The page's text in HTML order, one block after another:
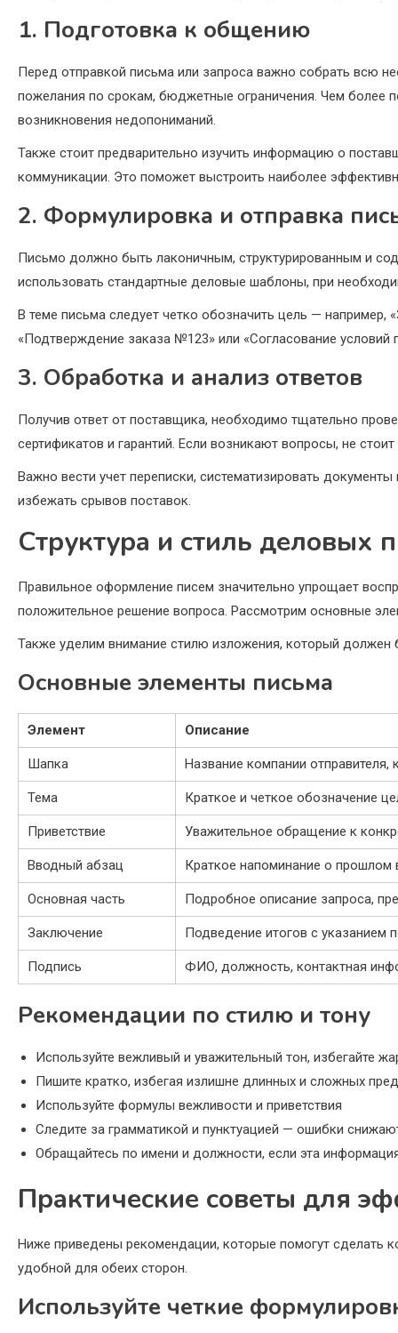
1. Подготовка к общению
Перед отправкой письма или запроса важно собрать всю
пожелания по срокам, бюджетные ограничения. Чем более
возникновения недопониманий.
Также стоит предварительно изучить информацию о
коммуникации. Это поможет выстроить наиболее
2. Формулировка и отправка
Письмо должно быть лаконичным, структурированным и
использовать стандартные деловые шаблоны, при
В теме письма следует четко обозначить цель —
«Подтверждение заказа №123» или «Согласование условий
3. Обработка и анализ ответов
Получив ответ от поставщика, необходимо тщательно
сертификатов и гарантий. Если возникают вопросы, не
Важно вести учет переписки, систематизировать
избежать срывов поставок.
Структура и стиль деловых
Правильное оформление писем значительно упрощает
положительное решение вопроса. Рассмотрим основные
Также уделим внимание стилю изложения, который
Основные элементы письма
Элемент Описание
Шапка Название компании
Тема Краткое и четкое обозначение
Приветствие Уважительное обращение к
Вводный абзац Краткое напоминание о прошлом
Основная часть Подробное описание запроса,
Заключение Подведение итогов с указанием
Подпись ФИО, должность, контактная
Рекомендации по стилю и тону
Используйте вежливый и уважительный тон, избегайте
Пишите кратко, избегая излишне длинных и сложных
Используйте формулы вежливости и приветствия
Следите за грамматикой и пунктуацией — ошибки
Обращайтесь по имени и должности, если эта
Практические советы для
Ниже приведены рекомендации, которые помогут сделать
удобной для обеих сторон.
Используйте четкие